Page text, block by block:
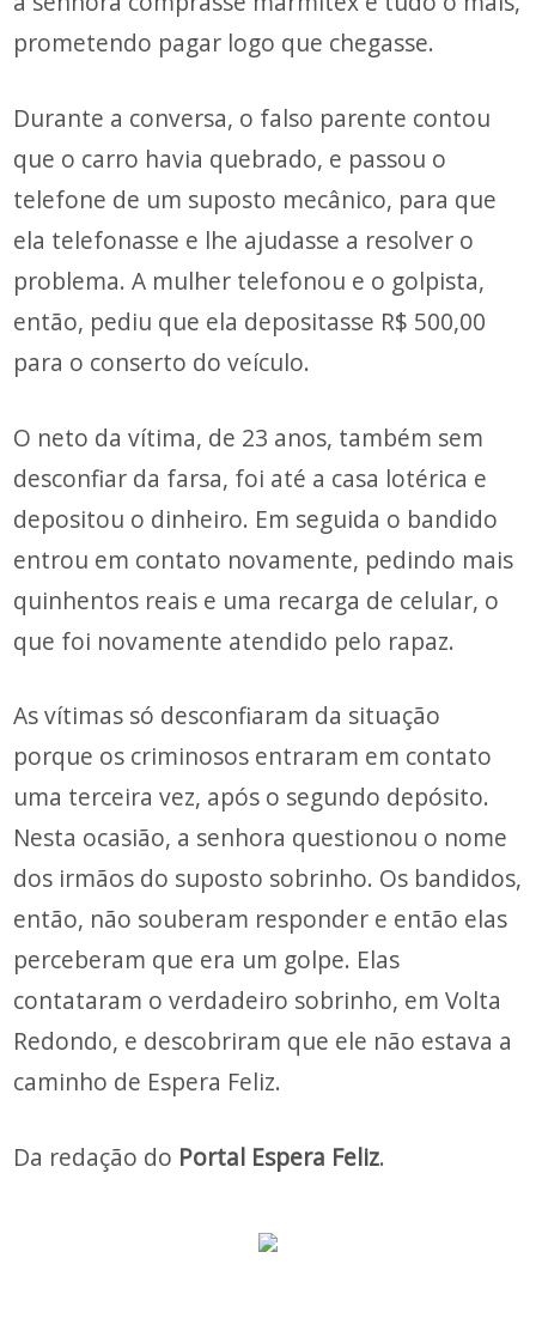
prometendo pagar logo que chegasse.
Durante a conversa, o falso parente contou
que o carro havia quebrado, e passou o
telefone de um suposto mecânico, para que
ela telefonasse e lhe ajudasse a resolver o
problema. A mulher telefonou e o golpista,
então, pediu que ela depositasse R$ 500,00
para o conserto do veículo.
O neto da vítima, de 23 anos, também sem
desconfiar da farsa, foi até a casa lotérica e
depositou o dinheiro. Em seguida o bandido
entrou em contato novamente, pedindo mais
quinhentos reais e uma recarga de celular, o
que foi novamente atendido pelo rapaz.
As vítimas só desconfiaram da situação
porque os criminosos entraram em contato
uma terceira vez, após o segundo depósito.
Nesta ocasião, a senhora questionou o nome
dos irmãos do suposto sobrinho. Os bandidos,
então, não souberam responder e então elas
perceberam que era um golpe. Elas
contataram o verdadeiro sobrinho, em Volta
Redondo, e descobriram que ele não estava a
caminho de Espera Feliz.
Da redação do Portal Espera Feliz.